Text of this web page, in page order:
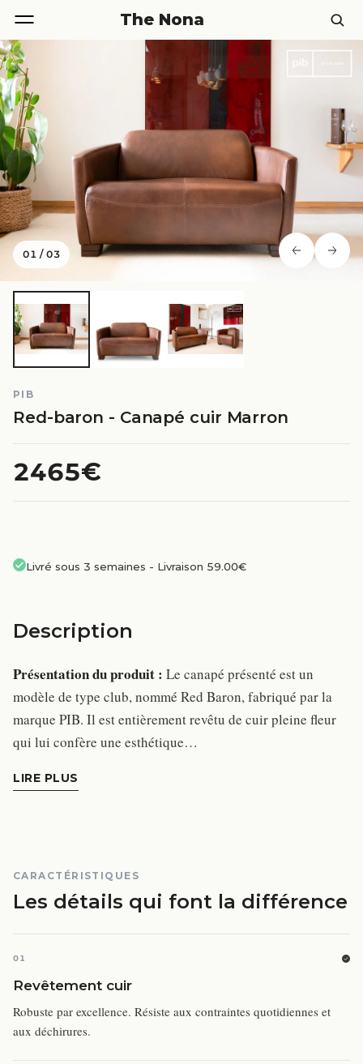
The Nona
01 /03
PIB
Red-baron - Canapé cuir Marron
2465€
Livré sous 3 semaines - Livraison 59.00€
Description
Présentation du produit : Le canapé présenté est un
modèle de type club, nommé Red Baron, fabriqué par la
marque PIB. Il est entièrement revêtu de cuir pleine fleur
qui lui confère une esthétique…
LIRE PLUS
CARACTÉRISTIQUES
Les détails qui font la différence
01
Revêtement cuir
Robuste par excellence. Résiste aux contraintes quotidiennes et
aux déchirures.